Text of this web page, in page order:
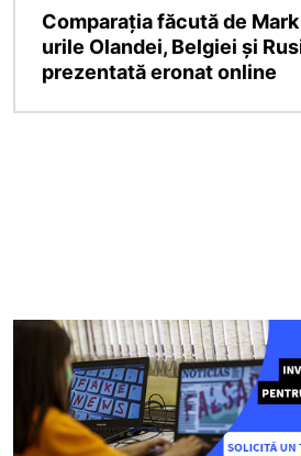
Comparația făcută de
urile Olandei, Belgiei și
prezentată eronat online